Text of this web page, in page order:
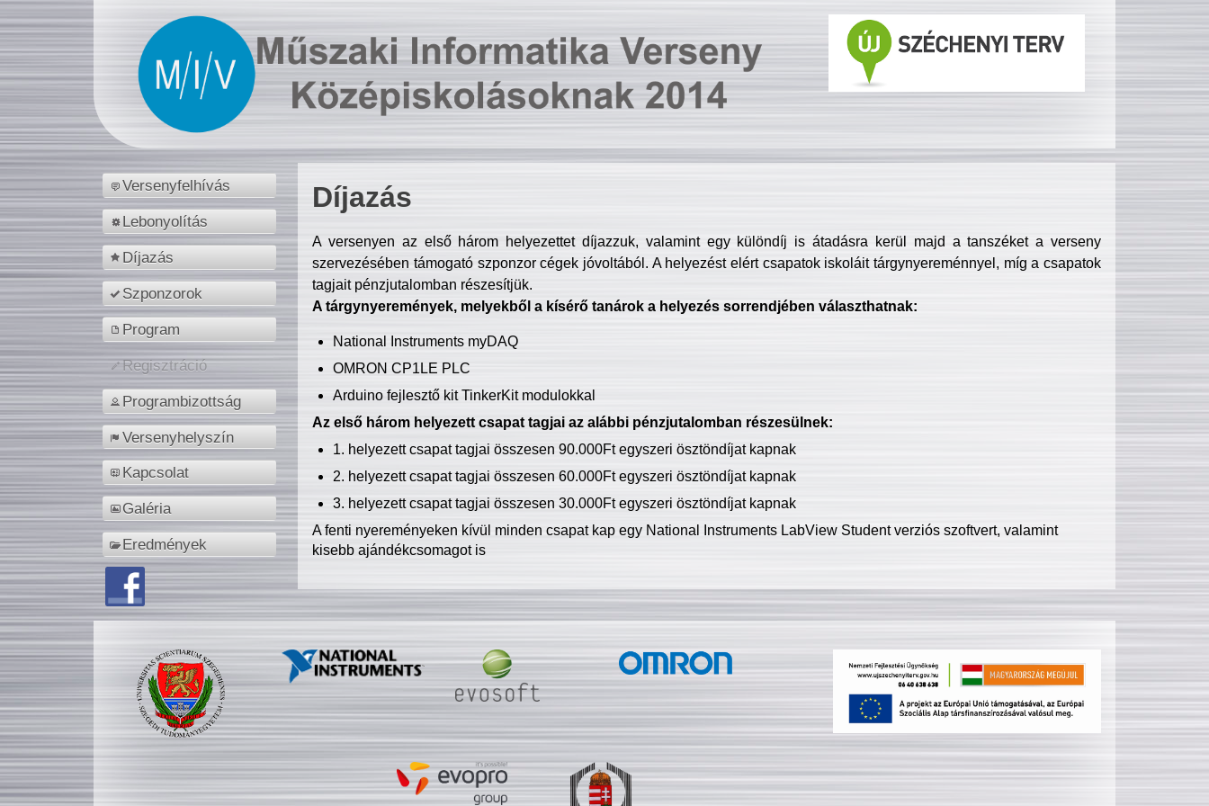
Versenyfelhívás
Lebonyolítás
Díjazás
Szponzorok
Program
Regisztráció
Programbizottság
Versenyhelyszín
Kapcsolat
Galéria
Eredmények
Díjazás
A versenyen az első három helyezettet díjazzuk, valamint egy különdíj is átadásra kerül majd a tanszéket a verseny
szervezésében támogató szponzor cégek jóvoltából. A helyezést elért csapatok iskoláit tárgynyereménnyel, míg a csapatok
tagjait pénzjutalomban részesítjük.
A tárgynyeremények, melyekből a kísérő tanárok a helyezés sorrendjében választhatnak:
National Instruments myDAQ
OMRON CP1LE PLC
Arduino fejlesztő kit TinkerKit modulokkal
Az első három helyezett csapat tagjai az alábbi pénzjutalomban részesülnek:
1. helyezett csapat tagjai összesen 90.000Ft egyszeri ösztöndíjat kapnak
2. helyezett csapat tagjai összesen 60.000Ft egyszeri ösztöndíjat kapnak
3. helyezett csapat tagjai összesen 30.000Ft egyszeri ösztöndíjat kapnak
A fenti nyereményeken kívül minden csapat kap egy National Instruments LabView Student verziós szoftvert, valamint
kisebb ajándékcsomagot is